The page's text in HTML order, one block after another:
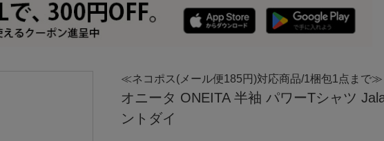
≪ネコポス(メール便185円)対応商品/1梱包1点まで≫
オニータ ONEITA 半袖 パワーTシャツ
ントダイ